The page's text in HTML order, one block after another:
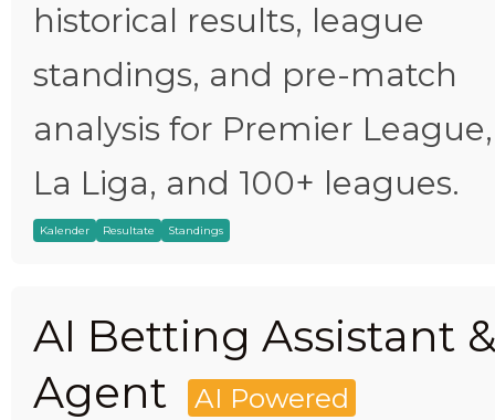
historical results, league
standings, and pre-match
analysis for Premier League,
La Liga, and 100+ leagues.
Kalender Resultate Standings
AI Betting Assistant
Agent
AI Powered